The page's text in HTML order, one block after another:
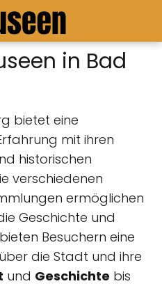
in Bad
bietet eine
mit ihren
historischen
verschiedenen
ermöglichen
Geschichte und
Besuchern eine
die Stadt und ihre
und Geschichte bis